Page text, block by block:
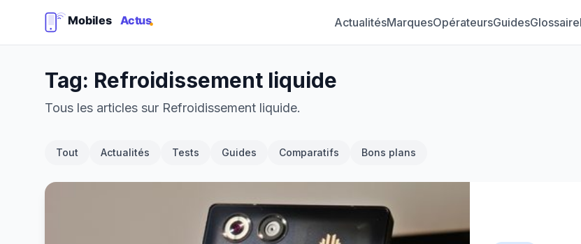
ActualitésMarquesOpérateursGuidesGlossaire
Tag: Refroidissement liquide
Tous les articles sur Refroidissement liquide.
Tout Actualités Tests Guides Comparatifs Bons plans